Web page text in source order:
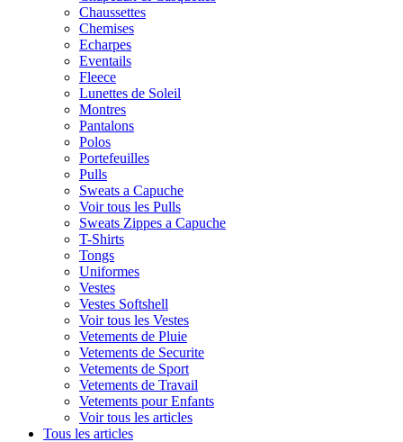
Chaussettes
Chemises
Echarpes
Eventails
Fleece
Lunettes de Soleil
Montres
Pantalons
Polos
Portefeuilles
Pulls
Sweats a Capuche
Voir tous les Pulls
Sweats Zippes a Capuche
T-Shirts
Tongs
Uniformes
Vestes
Vestes Softshell
Voir tous les Vestes
Vetements de Pluie
Vetements de Securite
Vetements de Sport
Vetements de Travail
Vetements pour Enfants
Voir tous les articles
Tous les articles